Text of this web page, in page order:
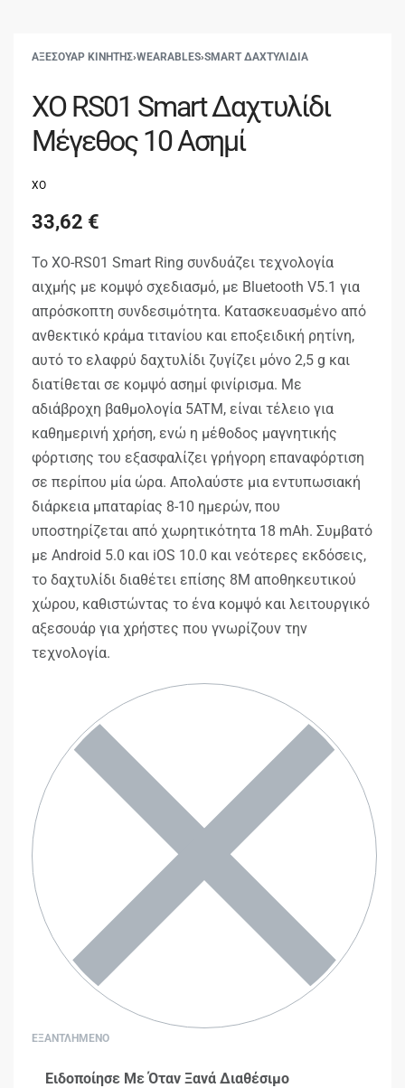
ΑΞΕΣΟΥΑΡ ΚΙΝΗΤΗΣ›WEARABLES›SMART ΔΑΧΤΥΛΙΔΙΑ
XO RS01 Smart Δαχτυλίδι
Μέγεθος 10 Ασημί
XO
33,62 €
Το XO-RS01 Smart Ring συνδυάζει τεχνολογία
αιχμής με κομψό σχεδιασμό, με Bluetooth V5.1 για
απρόσκοπτη συνδεσιμότητα. Κατασκευασμένο από
ανθεκτικό κράμα τιτανίου και εποξειδική ρητίνη,
αυτό το ελαφρύ δαχτυλίδι ζυγίζει μόνο 2,5 g και
διατίθεται σε κομψό ασημί φινίρισμα. Με
αδιάβροχη βαθμολογία 5ATM, είναι τέλειο για
καθημερινή χρήση, ενώ η μέθοδος μαγνητικής
φόρτισης του εξασφαλίζει γρήγορη επαναφόρτιση
σε περίπου μία ώρα. Απολαύστε μια εντυπωσιακή
διάρκεια μπαταρίας 8-10 ημερών, που
υποστηρίζεται από χωρητικότητα 18 mAh. Συμβατό
με Android 5.0 και iOS 10.0 και νεότερες εκδόσεις,
το δαχτυλίδι διαθέτει επίσης 8M αποθηκευτικού
χώρου, καθιστώντας το ένα κομψό και λειτουργικό
αξεσουάρ για χρήστες που γνωρίζουν την
τεχνολογία.
ΕΞΑΝΤΛΗΜΕΝΟ
Ειδοποίησε Με Όταν Ξανά Διαθέσιμο